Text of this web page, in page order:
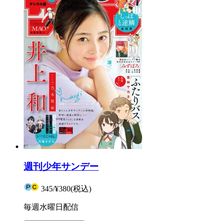
週刊少年サンデー
345/¥380(税込)
毎週水曜日配信